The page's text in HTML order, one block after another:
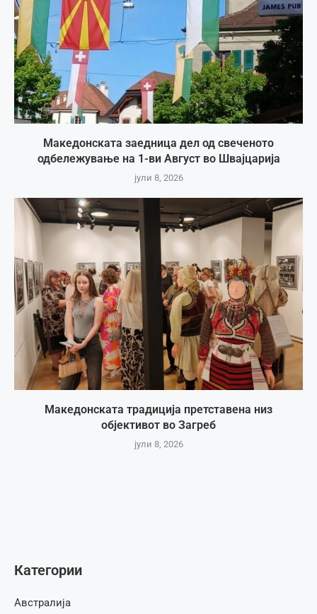
Македонската заедница дел од свеченото
одбележување на 1-ви Август во Швајцарија
јули 8, 2026
Македонската традиција претставена низ
објективот во Загреб
јули 8, 2026
Категории
Австралија